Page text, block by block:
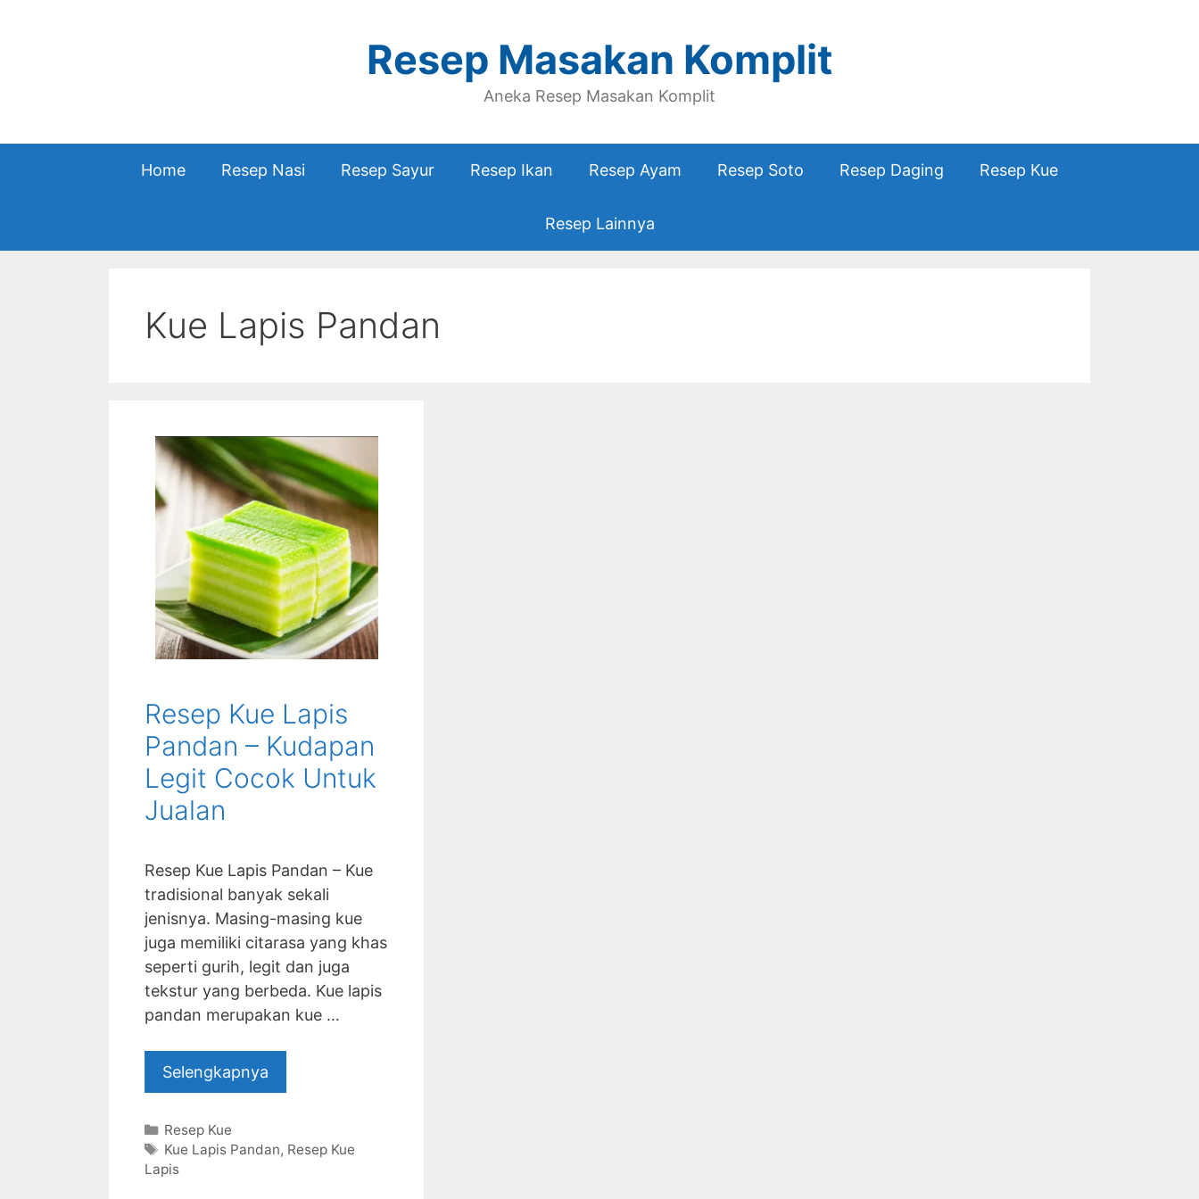
Resep Masakan Komplit
Aneka Resep Masakan Komplit
Home Resep Nasi Resep Sayur Resep Ikan Resep Ayam Resep Soto Resep Daging Resep Kue
Resep Lainnya
Kue Lapis Pandan
Resep Kue Lapis
Pandan – Kudapan
Legit Cocok Untuk
Jualan
Resep Kue Lapis Pandan – Kue
tradisional banyak sekali
jenisnya. Masing-masing kue
juga memiliki citarasa yang khas
seperti gurih, legit dan juga
tekstur yang berbeda. Kue lapis
pandan merupakan kue …
Selengkapnya
Categories
Resep Kue
Tags
Kue Lapis Pandan, Resep Kue
Lapis